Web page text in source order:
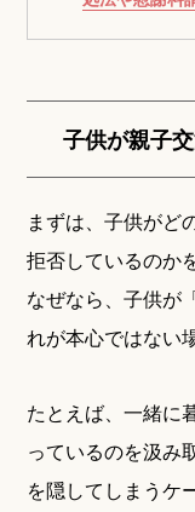
子供が親子
まずは、子供がど
拒否しているのか
なぜなら、子供が
れが本心ではない
たとえば、一緒に
っているのを汲み
を隠してしまうケ